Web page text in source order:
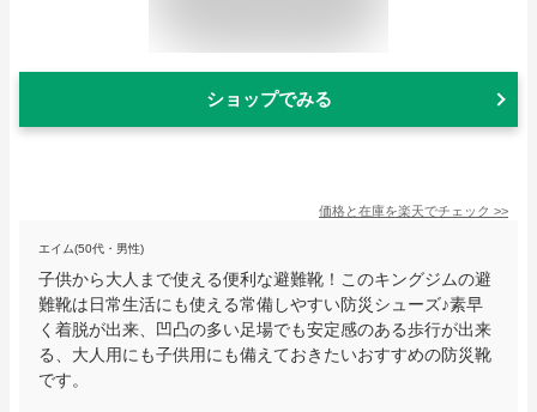
ショップでみる
価格と在庫を楽天でチェック >>
エイム(50代・男性)
子供から大人まで使える便利な避難靴！このキングジムの避
難靴は日常生活にも使える常備しやすい防災シューズ♪素早
く着脱が出来、凹凸の多い足場でも安定感のある歩行が出来
る、大人用にも子供用にも備えておきたいおすすめの防災靴
です。